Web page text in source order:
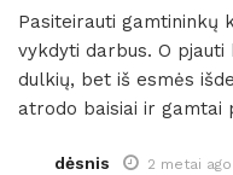
Pasiteirauti gamtininkų
vykdyti darbus. O
dulkių, bet iš esmės
atrodo baisiai ir gamtai
dėsnis 2 metai ago